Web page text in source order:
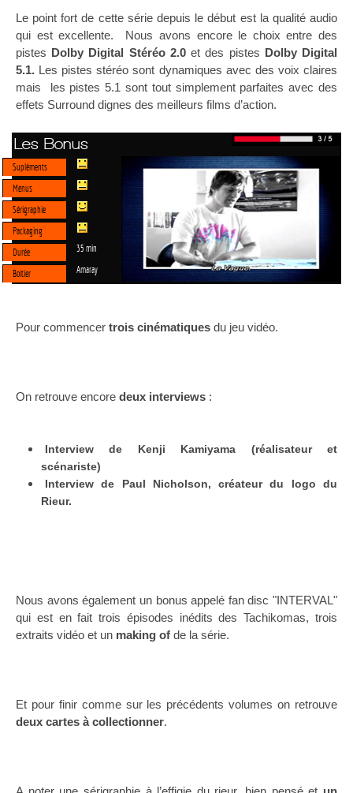
Le point fort de cette série depuis le début est la qualité audio
qui est excellente. Nous avons encore le choix entre des
pistes Dolby Digital Stéréo 2.0et des pistes Dolby Digital
5.1. Les pistes stéréo sont dynamiques avec des voix claires
mais les pistes 5.1 sont tout simplement parfaites avec des
effets Surround dignes des meilleurs films d’action.
Les Bonus
Supléments
Menus
Sérigraphie
Packaging
Durée
35 min
Boitier Amaray
Pour commencer trois cinématiques du jeu vidéo.
On retrouve encore deux interviews :
Interview de Kenji Kamiyama (réalisateur et
scénariste)
Interview de Paul Nicholson, créateur du logo du
Rieur.
Nous avons également un bonus appelé fan disc "INTERVAL"
qui est en fait trois épisodes inédits des Tachikomas, trois
extraits vidéo et un making of de la série.
Et pour finir comme sur les précédents volumes on retrouve
deux cartes à collectionner.